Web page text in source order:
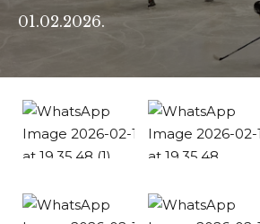
01.02.2026.